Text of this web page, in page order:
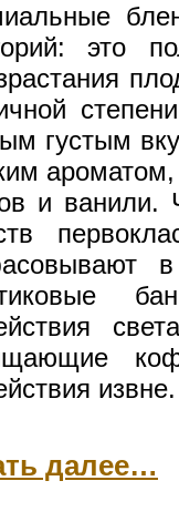
это
густым
и ванили.
далее…